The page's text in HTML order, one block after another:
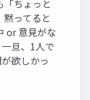
ちょっと
ってると
or 意見がな
旦、1人で
欲しかっ